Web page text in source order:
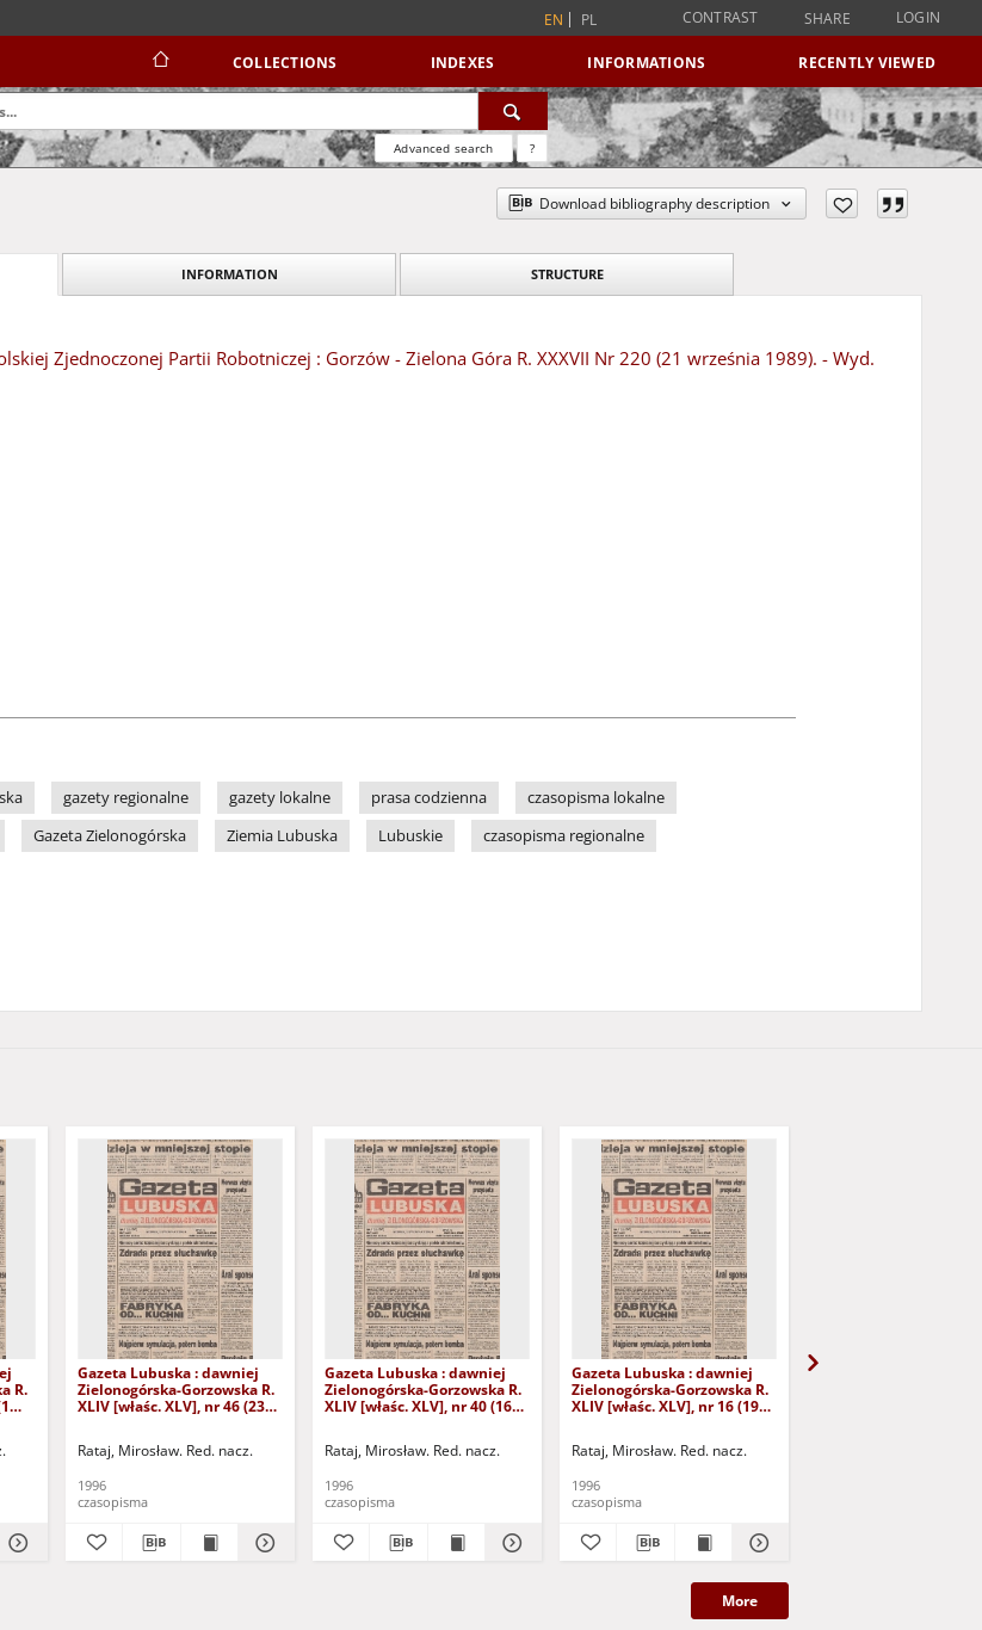
EN PL CONTRAST SHARE LOGIN
COLLECTIONS INDEXES INFORMATIONS RECENTLY VIEWED
Advanced search ?
Download bibliography description
INFORMATION STRUCTURE
Zjednoczonej Partii Robotniczej : Gorzów - Zielona Góra R. XXXVII Nr 220 (21 września 1989). - Wyd.
gazety regionalne gazety lokalne prasa codzienna
czasopisma lokalne
Gazeta Zielonogórska Ziemia Lubuska Lubuskie czasopisma regionalne
R.
Gazeta Lubuska : dawniej
Zielonogórska-Gorzowska R.
XLIV [właśc. XLV], nr 46 (23
Rataj, Mirosław. Red. nacz.
1996
czasopisma
Gazeta Lubuska : dawniej
Zielonogórska-Gorzowska R.
XLIV [właśc. XLV], nr 40 (16
Rataj, Mirosław. Red. nacz.
1996
czasopisma
Gazeta Lubuska : dawniej
Zielonogórska-Gorzowska R.
XLIV [właśc. XLV], nr 16 (19
Rataj, Mirosław. Red. nacz.
1996
czasopisma
More